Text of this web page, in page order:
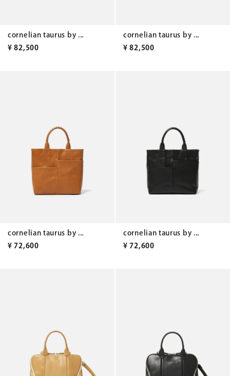
cornelian taurus by ...
¥ 82,500
cornelian taurus by ...
¥ 82,500
cornelian taurus by ...
¥ 72,600
cornelian taurus by ...
¥ 72,600